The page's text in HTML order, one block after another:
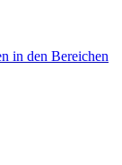
in den Bereichen